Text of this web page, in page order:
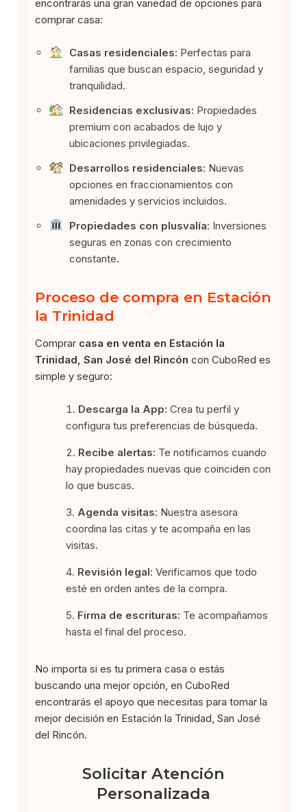
encontrarás una gran variedad de opciones para
comprar casa:
Casas residenciales: Perfectas para
familias que buscan espacio, seguridad y
tranquilidad.
Residencias exclusivas: Propiedades
premium con acabados de lujo y
ubicaciones privilegiadas.
Desarrollos residenciales: Nuevas
opciones en fraccionamientos con
amenidades y servicios incluidos.
Propiedades con plusvalía: Inversiones
seguras en zonas con crecimiento
constante.
Proceso de compra en Estación
la Trinidad
Comprar casa en venta en Estación la
Trinidad, San José del Rincón con CuboRed es
simple y seguro:
Descarga la App: Crea tu perfil y
configura tus preferencias de búsqueda.
Recibe alertas: Te notificamos cuando
hay propiedades nuevas que coinciden con
lo que buscas.
Agenda visitas: Nuestra asesora
coordina las citas y te acompaña en las
visitas.
Revisión legal: Verificamos que todo
esté en orden antes de la compra.
Firma de escrituras: Te acompañamos
hasta el final del proceso.
No importa si es tu primera casa o estás
buscando una mejor opción, en CuboRed
encontrarás el apoyo que necesitas para tomar la
mejor decisión en Estación la Trinidad, San José
del Rincón.
Solicitar Atención
Personalizada